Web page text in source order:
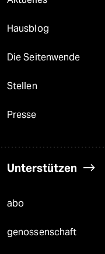
Hausblog
Die Seitenwende
Stellen
Presse
Unterstützen
abo
genossenschaft